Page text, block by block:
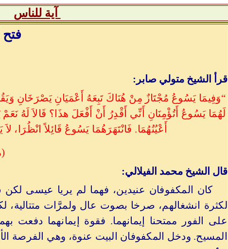
آية للناس
قرأ الشيخ متولي صابر:
“وَفِيمَا يَسُوعُ مُجْتَازٌ مِنْ هُنَاكَ تَبِعَهُ أَعْمَيَانِ يَصْرَخَانِ
لَهُمَا يَسُوعُ أَتُؤْمِنَانِ أَنِّي أَقْدِرُ أَنْ أَفْعَلَ هذَا؟ قَالاَ لَهُ
أَعْيُنُهُمَا. فَانْتَهَرَهُمَا يَسُوعُ قَائِلاً
قال الشيخ محمد الفيلالي:
كان المكفوفان عنيدين، فهما لم يريا عيسى لكن
لكثرة انشغالهم، صرخا بصوت عال ولمرَّات متتالية،
على الفور ممتحنا إيمانهما. فقوة إيمانهما دفعت
المسيح. ودخل المكفوفان البيت عنوة، وهي الفرصة